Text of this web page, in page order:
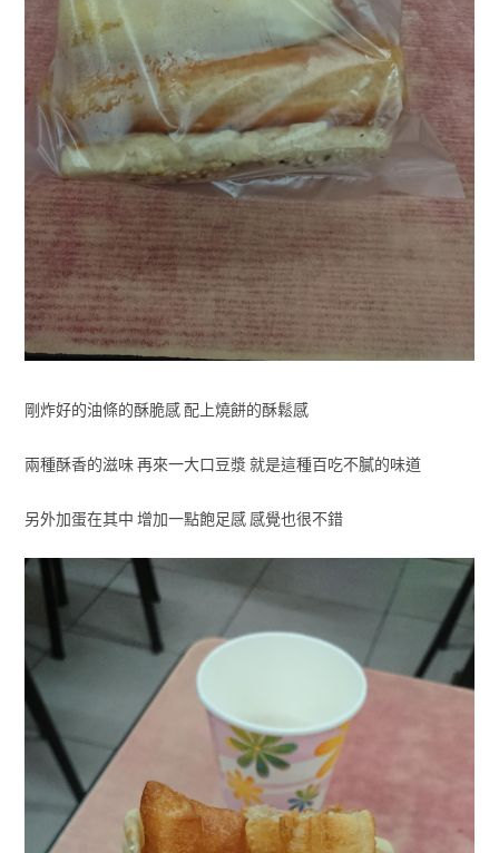
剛炸好的油條的酥脆感 配上燒餅的酥鬆感
兩種酥香的滋味 再來一大口豆漿 就是這種百吃不膩的味道
另外加蛋在其中 增加一點飽足感 感覺也很不錯